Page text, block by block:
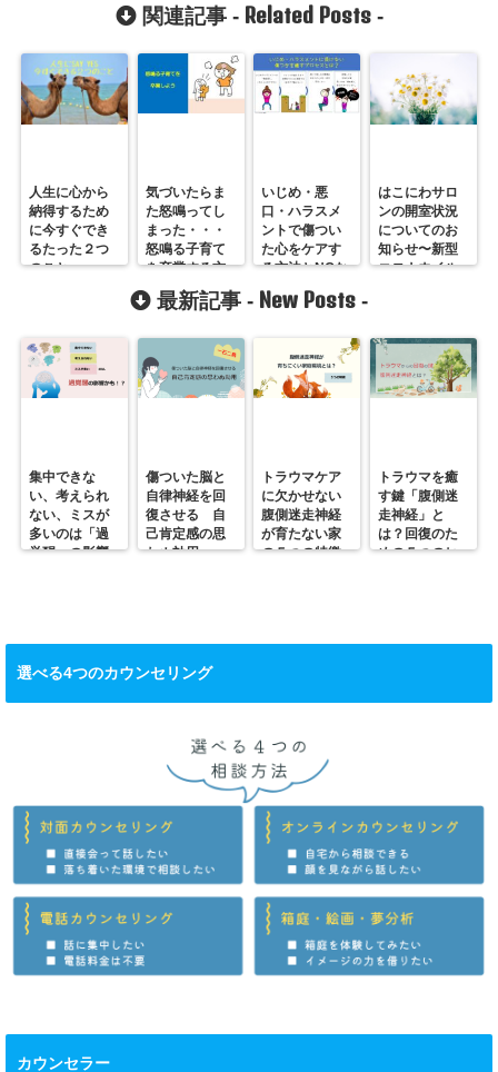
関連記事 - Related Posts-
人生に心から
納得するため
に今すぐでき
るたった２つ
のこと
気づいたらま
た怒鳴ってし
まった・・・
怒鳴る子育て
を卒業する方
法
いじめ・悪
口・ハラスメ
ントで傷つい
た心をケアす
る方法とNGな
方法
はこにわサロ
ンの開室状況
についてのお
知らせ〜新型
コロナウイル
最新記事 - New Posts -
集中できな
い、考えられ
ない、ミスが
多いのは「過
覚醒」の影響
傷ついた脳と
自律神経を回
復させる 自
己肯定感の思
わぬ効用
トラウマケア
に欠かせない
腹側迷走神経
が育たない家
の５つの特徴
トラウマを癒
す鍵「腹側迷
走神経」と
は？回復のた
めの５つのヒ
選べる4つのカウンセリング
カウンセラー